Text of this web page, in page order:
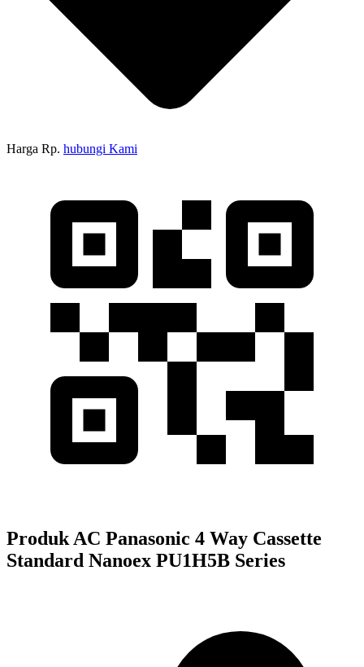
Harga Rp. hubungi Kami
Produk AC Panasonic 4 Way Cassette
Standard Nanoex PU1H5B Series